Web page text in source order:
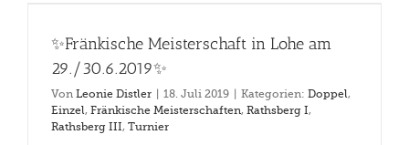
✨Fränkische Meisterschaft in Lohe am
29./30.6.2019✨
Von Leonie Distler 18. Juli 2019 Kategorien: Doppel,
Einzel, Fränkische Meisterschaften, Rathsberg I,
Rathsberg III, Turnier